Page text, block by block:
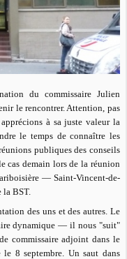
du commissaire Julien
le rencontrer. Attention, pas
à sa juste valeur la
le temps de connaître les
publiques des conseils
cas demain lors de la réunion
— Saint-Vincent-de-
la BST.
des uns et des autres. Le
dynamique — il nous "suit"
commissaire adjoint dans le
8 septembre. Un saut dans